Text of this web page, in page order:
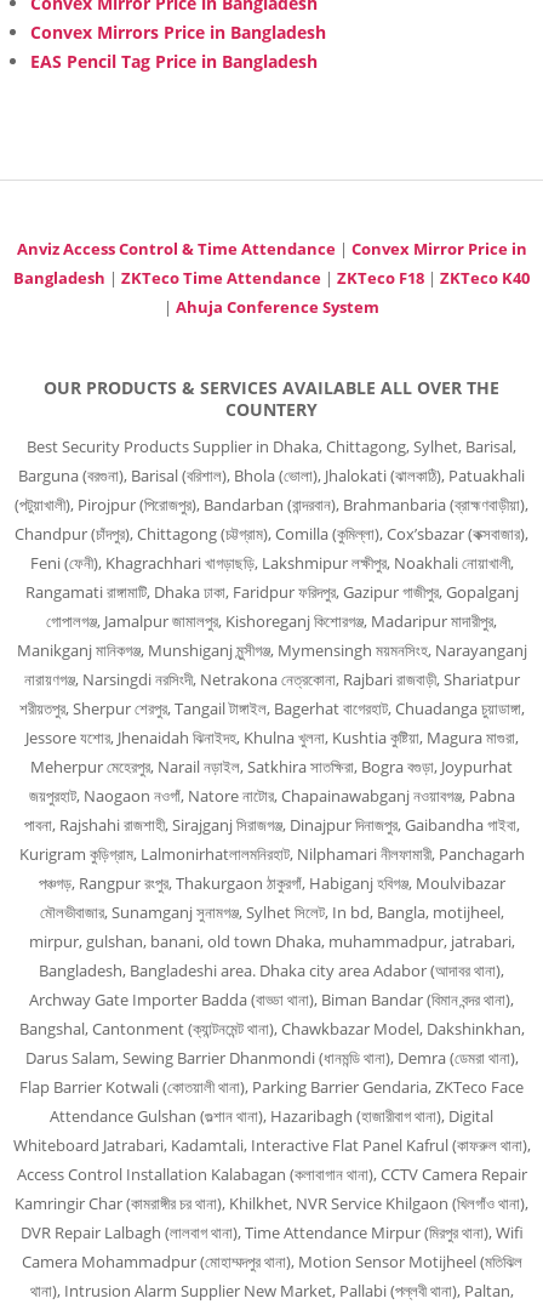
Convex Mirrors Price in Bangladesh
EAS Pencil Tag Price in Bangladesh
Anviz Access Control & Time Attendance| Convex Mirror Price in
Bangladesh | ZKTeco Time Attendance | ZKTeco F18 | ZKTeco K40
| Ahuja Conference System
OUR PRODUCTS & SERVICES AVAILABLE ALL OVER THE
COUNTERY
Best Security Products Supplier in Dhaka, Chittagong, Sylhet, Barisal,
Barguna (বরগুনা), Barisal (বরিশাল), Bhola (ভোলা), Jhalokati (ঝালকাঠি), Patuakhali
(পটুয়াখালী), Pirojpur (পিরোজপুর), Bandarban (বান্দরবান), Brahmanbaria (ব্রাহ্মণবাড়ীয়া),
Chandpur (চাঁদপুর), Chittagong (চট্টগ্রাম), Comilla (কুমিল্লা), Cox’sbazar (কক্সবাজার),
Feni (ফেনী), Khagrachhari খাগড়াছড়ি, Lakshmipur লক্ষীপুর, Noakhali নোয়াখালী,
Rangamati রাঙ্গামাটি, Dhaka ঢাকা, Faridpur ফরিদপুর, Gazipur গাজীপুর, Gopalganj
গোপালগঞ্জ, Jamalpur জামালপুর, Kishoreganj কিশোরগঞ্জ, Madaripur মাদারীপুর,
Manikganj মানিকগঞ্জ, Munshiganj মুন্সীগঞ্জ, Mymensingh ময়মনসিংহ, Narayanganj
নারায়ণগঞ্জ, Narsingdi নরসিংদী, Netrakona নেত্রকোনা, Rajbari রাজবাড়ী, Shariatpur
শরীয়তপুর, Sherpur শেরপুর, Tangail টাঙ্গাইল, Bagerhat বাগেরহাট, Chuadanga চুয়াডাঙ্গা,
Jessore যশোর, Jhenaidah ঝিনাইদহ, Khulna খুলনা, Kushtia কুষ্টিয়া, Magura মাগুরা,
Meherpur মেহেরপুর, Narail নড়াইল, Satkhira সাতক্ষিরা, Bogra বগুড়া, Joypurhat
জয়পুরহাট, Naogaon নওগাঁ, Natore নাটোর, Chapainawabganj নওয়াবগঞ্জ, Pabna
পাবনা, Rajshahi রাজশাহী, Sirajganj সিরাজগঞ্জ, Dinajpur দিনাজপুর, Gaibandha গাইবা,
Kurigram কুড়িগ্রাম, Lalmonirhatলালমনিরহাট, Nilphamari নীলফামারী, Panchagarh
পঞ্চগড়, Rangpur রংপুর, Thakurgaon ঠাকুরগাঁ, Habiganj হবিগঞ্জ, Moulvibazar
মৌলভীবাজার, Sunamganj সুনামগঞ্জ, Sylhet সিলেট, In bd, Bangla, motijheel,
mirpur, gulshan, banani, old town Dhaka, muhammadpur, jatrabari,
Bangladesh, Bangladeshi area. Dhaka city area Adabor (আদাবর থানা),
Archway Gate Importer Badda (বাড্ডা থানা), Biman Bandar (বিমান বন্দর থানা),
Bangshal, Cantonment (ক্যান্টনমেন্ট থানা), Chawkbazar Model, Dakshinkhan,
Darus Salam, Sewing Barrier Dhanmondi (ধানমন্ডি থানা), Demra (ডেমরা থানা),
Flap Barrier Kotwali (কোতয়ালী থানা), Parking Barrier Gendaria, ZKTeco Face
Attendance Gulshan (গুল্শান থানা), Hazaribagh (হাজারীবাগ থানা), Digital
Whiteboard Jatrabari, Kadamtali, Interactive Flat Panel Kafrul (কাফরুল থানা),
Access Control Installation Kalabagan (কলাবাগান থানা), CCTV Camera Repair
Kamringir Char (কামরাঙ্গীর চর থানা), Khilkhet, NVR Service Khilgaon (খিলগাঁও থানা),
DVR Repair Lalbagh (লালবাগ থানা), Time Attendance Mirpur (মিরপুর থানা), Wifi
Camera Mohammadpur (মোহাম্মদপুর থানা), Motion Sensor Motijheel (মতিঝিল
থানা), Intrusion Alarm Supplier New Market, Pallabi (পল্লবী থানা), Paltan,